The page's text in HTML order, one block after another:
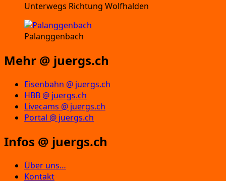
Unterwegs Richtung Wolfhalden
Palanggenbach
Mehr @ juergs.ch
Eisenbahn @ juergs.ch
HBB @ juergs.ch
Livecams @ juergs.ch
Portal @ juergs.ch
Infos @ juergs.ch
Über uns…
Kontakt